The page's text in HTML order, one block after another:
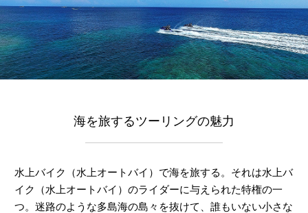
海を旅するツーリングの魅力
水上バイク（水上オートバイ）で海を旅する。それは水上バ
イク（水上オートバイ）のライダーに与えられた特権の一
つ。迷路のような多島海の島々を抜けて、誰もいない小さな